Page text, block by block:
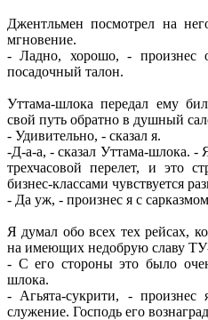
Джентльмен посмотрел на
мгновение.
- Ладно, хорошо, - произнес
посадочный талон.
Уттама-шлока передал ему
свой путь обратно в душный
- Удивительно, - сказал я.
-Д-а-а, - сказал Уттама-шлока. -
трехчасовой перелет, и это
бизнес-классами чувствуется
- Да уж, - произнес я с
Я думал обо всех тех рейсах,
на имеющих недобрую славу
- С его стороны это было
шлока.
- Агьята-сукрити, - произнес
служение. Господь его